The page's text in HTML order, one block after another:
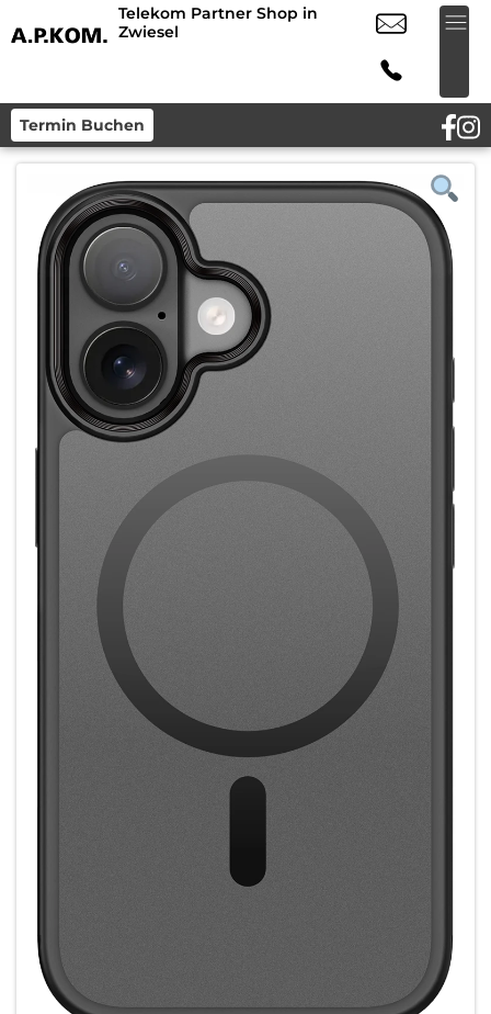
Telekom Partner Shop in
Zwiesel
Termin Buchen